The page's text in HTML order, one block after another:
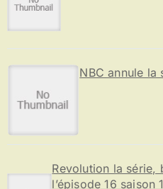
NBC annule la
Revolution la série,
l’épisode 16 saison